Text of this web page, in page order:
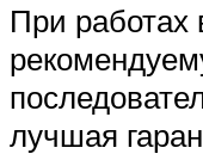
При работах
лучшая